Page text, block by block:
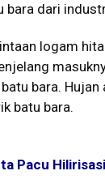
bara dari
logam
bara.
batu bara.
Pacu